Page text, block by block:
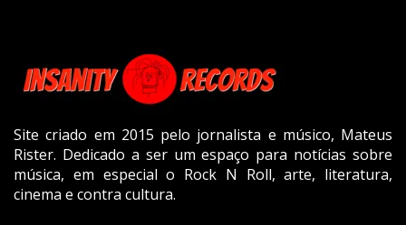
Site criado em 2015 pelo jornalista e músico, Mateus
Rister. Dedicado a ser um espaço para notícias sobre
música, em especial o Rock N Roll, arte, literatura,
cinema e contra cultura.